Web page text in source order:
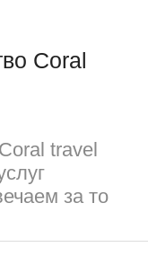
Coral
travel
за то